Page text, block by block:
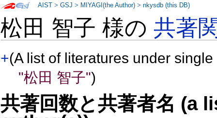
松田 智子 様の共著
+(A list of literatures under
"松田 智子")
共著回数と共著者名 (a
AIST >GSJ > MIYAGI(the Author) >nkysdb (this DB)